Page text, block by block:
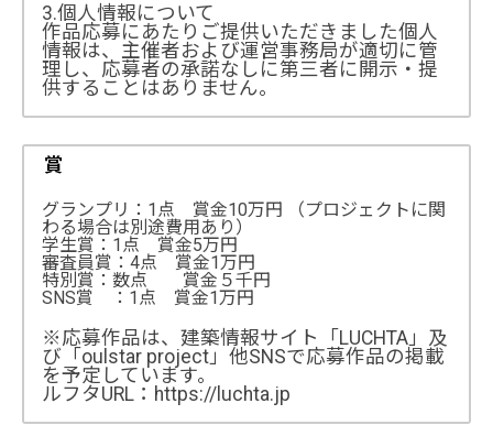
3.個人情報について
作品応募にあたりご提供いただきました個人
情報は、主催者および運営事務局が適切に管
理し、応募者の承諾なしに第三者に開示・提
供することはありません。
賞
グランプリ：1点 賞金10万円 （プロジェクトに関
わる場合は別途費用あり）
学生賞：1点 賞金5万円
審査員賞：4点 賞金1万円
特別賞：数点 賞金５千円
SNS賞 ：1点 賞金1万円
※応募作品は、建築情報サイト「LUCHTA」及
び「oulstar project」他SNSで応募作品の掲載
を予定しています。
ルフタURL：https://luchta.jp